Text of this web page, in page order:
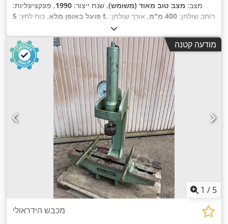
מצב: מצב טוב מאוד (משומש), שנת ייצור: 1990, פונקציונליות:
פועל באופן מלא, כוח לחץ: 5 t , רוחב שולחן: 400 מ"מ
, אורך שולחן:
500 ק"ג
מודעה קטנה
1 / 5
מכבש הידראולי